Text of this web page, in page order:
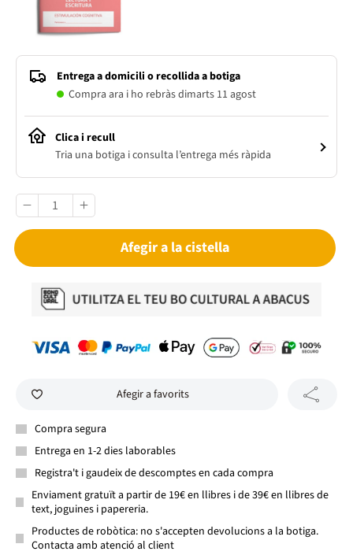
Entrega a domicili o recollida a botiga
Compra ara i ho rebràs dimarts 11 agost
Clica i recull
Tria una botiga i consulta l’entrega més ràpida
Afegir a la cistella
Afegir a favorits
Compra segura
Entrega en 1-2 dies laborables
Registra't i gaudeix de descomptes en cada compra
Enviament gratuït a partir de 19€ en llibres i de 39€ en llibres de
text, joguines i papereria.
Productes de robòtica: no s'accepten devolucions a la botiga.
Contacta amb atenció al client